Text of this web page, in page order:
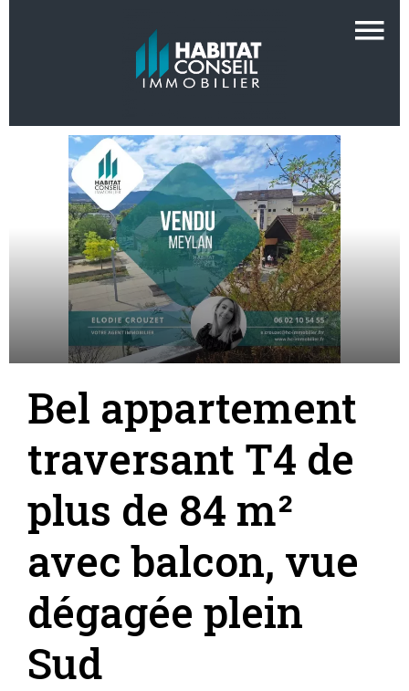
Bel appartement
traversant T4 de
plus de 84 m²
avec balcon, vue
dégagée plein
Sud